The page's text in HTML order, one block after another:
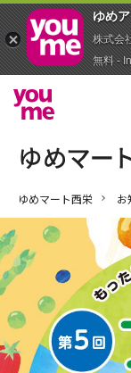
ゆめマート西栄 お
ゆめ
株式会
無料 -